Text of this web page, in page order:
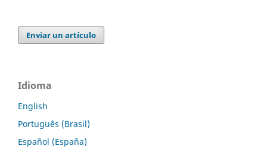
Enviar un artículo
Idioma
English
Português (Brasil)
Español (España)